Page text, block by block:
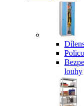
louhy